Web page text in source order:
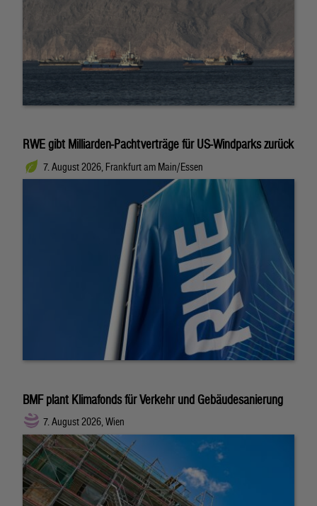
RWE gibt Milliarden-Pachtverträge für US-Windparks zurück
7. August 2026, Frankfurt am Main/Essen
BMF plant Klimafonds für Verkehr und Gebäudesanierung
7. August 2026, Wien